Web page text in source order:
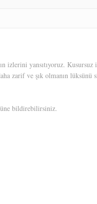
izlerini yansıtıyoruz.
zarif ve şık olmanın lüksünü
bildirebilirsiniz.